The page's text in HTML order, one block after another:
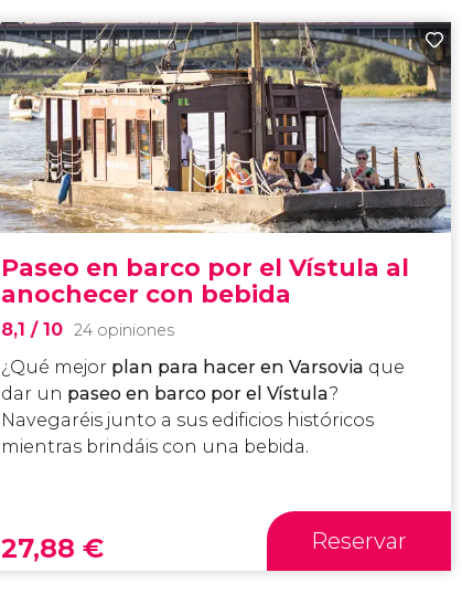
Paseo en barco por el Vístula al
anochecer con bebida
8,1 / 10 24 opiniones
¿Qué mejor plan para hacer en Varsovia que
dar un paseo en barco por el Vístula?
Navegaréis junto a sus edificios históricos
mientras brindáis con una bebida.
27,88 € Reservar